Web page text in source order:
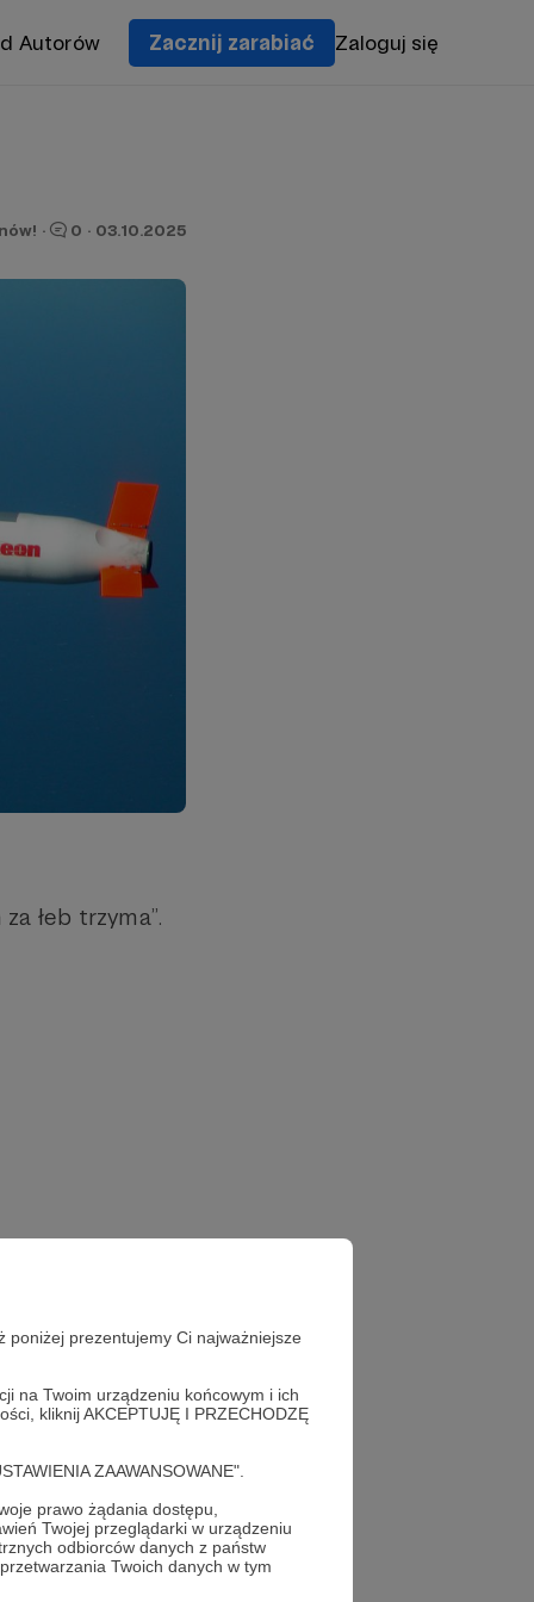
poniżej prezentujemy Ci najważniejsze
na Twoim urządzeniu końcowym i ich
kliknij AKCEPTUJĘ I PRZECHODZĘ
ZAAWANSOWANE".
prawo żądania dostępu,
Twojej przeglądarki w urządzeniu
odbiorców danych z państw
Twoich danych w tym
Autorów Zacznij zarabiać Zaloguj się
· 0 · 03.10.2025
łeb trzyma”.
ataki rakietowe